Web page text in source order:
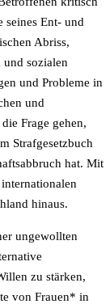
seines Ent- und
Abriss,
sozialen
und Probleme in
und
Frage gehen,
Strafgesetzbuch
hat. Mit
hinaus.
ungewollten
zu stärken,
von Frauen* in